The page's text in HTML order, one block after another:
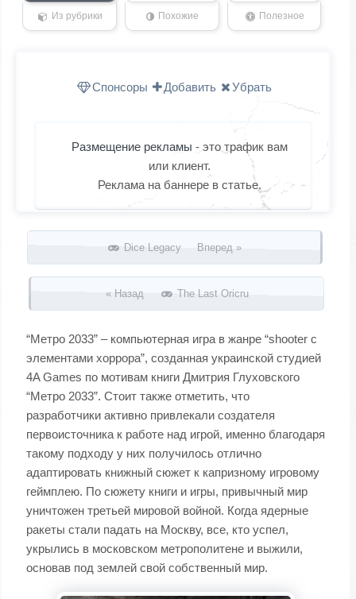
Из рубрики Похожие Полезное
Спонсоры Добавить Убрать
Размещение рекламы - это трафик вам
или клиент.
Реклама на баннере в статье.
Запись навигация
Dice Legacy Вперед »
« Назад The Last Oricru
“Метро 2033” – компьютерная игра в жанре “shooter с
элементами хоррора”, созданная украинской студией
4A Games по мотивам книги Дмитрия Глуховского
“Метро 2033”. Стоит также отметить, что
разработчики активно привлекали создателя
первоисточника к работе над игрой, именно благодаря
такому подходу у них получилось отлично
адаптировать книжный сюжет к капризному игровому
геймплею. По сюжету книги и игры, привычный мир
уничтожен третьей мировой войной. Когда ядерные
ракеты стали падать на Москву, все, кто успел,
укрылись в московском метрополитене и выжили,
основав под землей свой собственный мир.